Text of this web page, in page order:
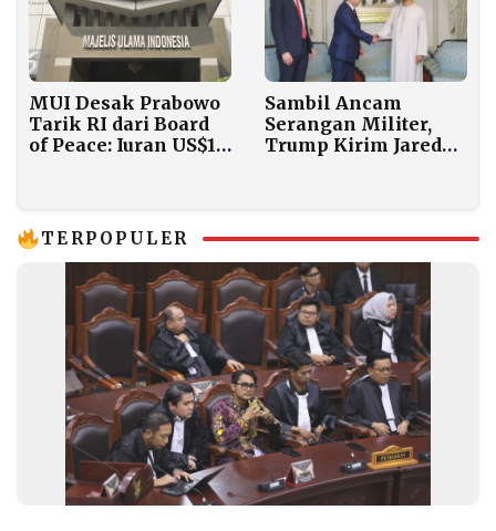
MUI Desak Prabowo
Tarik RI dari Board
of Peace: Iuran US$1
Sambil Ancam
Serangan Militer,
Trump Kirim Jared
TERPOPULER